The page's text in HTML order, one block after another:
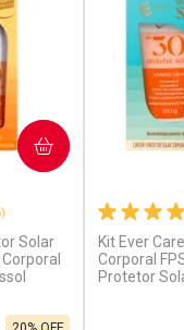
Ativar
Comprar
Solar
Kit Ever
Corporal
Protetor